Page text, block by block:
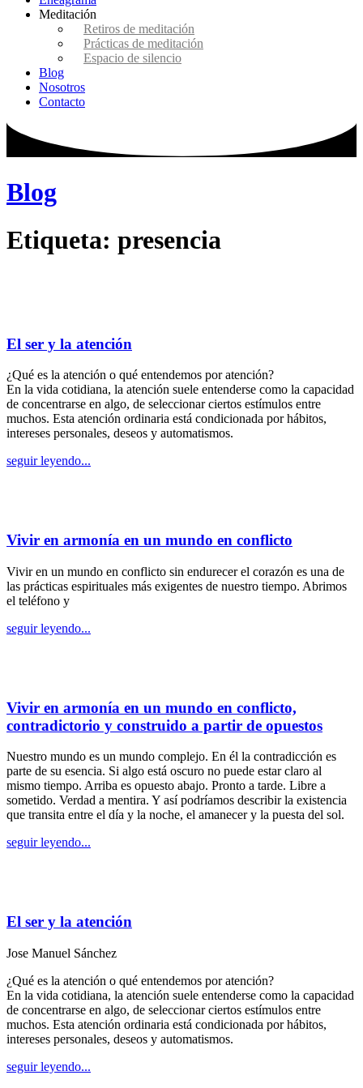
Meditación
Retiros de meditación
Prácticas de meditación
Espacio de silencio
Blog
Nosotros
Contacto
Blog
Etiqueta: presencia
El ser y la atención
¿Qué es la atención o qué entendemos por atención?
En la vida cotidiana, la atención suele entenderse como la capacidad
de concentrarse en algo, de seleccionar ciertos estímulos entre
muchos. Esta atención ordinaria está condicionada por hábitos,
intereses personales, deseos y automatismos.
seguir leyendo...
Vivir en armonía en un mundo en conflicto
Vivir en un mundo en conflicto sin endurecer el corazón es una de
las prácticas espirituales más exigentes de nuestro tiempo. Abrimos
el teléfono y
seguir leyendo...
Vivir en armonía en un mundo en conflicto,
contradictorio y construido a partir de opuestos
Nuestro mundo es un mundo complejo. En él la contradicción es
parte de su esencia. Si algo está oscuro no puede estar claro al
mismo tiempo. Arriba es opuesto abajo. Pronto a tarde. Libre a
sometido. Verdad a mentira. Y así podríamos describir la existencia
que transita entre el día y la noche, el amanecer y la puesta del sol.
seguir leyendo...
El ser y la atención
Jose Manuel Sánchez
¿Qué es la atención o qué entendemos por atención?
En la vida cotidiana, la atención suele entenderse como la capacidad
de concentrarse en algo, de seleccionar ciertos estímulos entre
muchos. Esta atención ordinaria está condicionada por hábitos,
intereses personales, deseos y automatismos.
seguir leyendo...